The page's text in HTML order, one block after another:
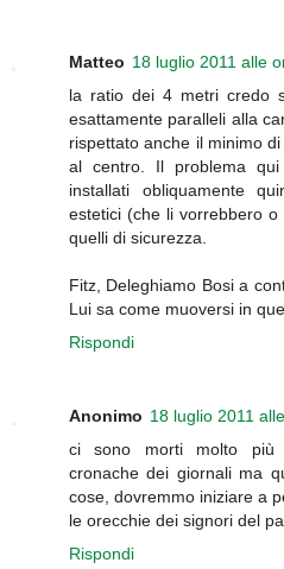
Matteo 18 luglio 2011 alle
la ratio dei 4 metri credo
esattamente paralleli alla
rispettato anche il minimo
al centro. Il problema
installati obliquamente
estetici (che li vorrebbero
quelli di sicurezza.
Fitz, Deleghiamo Bosi a
Lui sa come muoversi in
Rispondi
Anonimo 18 luglio 2011
ci sono morti molto più
cronache dei giornali ma
cose, dovremmo iniziare a
le orecchie dei signori del
Rispondi